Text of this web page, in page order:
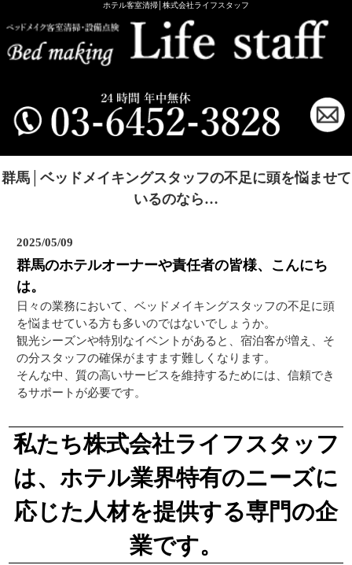
ホテル客室清掃│株式会社ライフスタッフ
群馬│ベッドメイキングスタッフの不足に頭を悩ませて
いるのなら…
2025/05/09
群馬のホテルオーナーや責任者の皆様、こんにち
は。
日々の業務において、ベッドメイキングスタッフの不足に頭
を悩ませている方も多いのではないでしょうか。
観光シーズンや特別なイベントがあると、宿泊客が増え、そ
の分スタッフの確保がますます難しくなります。
そんな中、質の高いサービスを維持するためには、信頼でき
るサポートが必要です。
私たち株式会社ライフスタッフ
は、ホテル業界特有のニーズに
応じた人材を提供する専門の企
業です。